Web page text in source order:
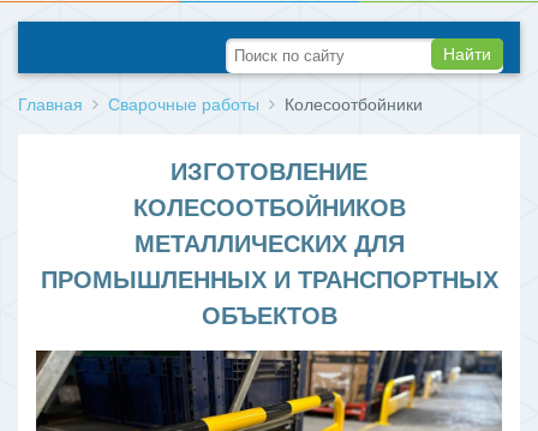
Найти
Главная Сварочные работы Колесоотбойники
ИЗГОТОВЛЕНИЕ
КОЛЕСООТБОЙНИКОВ
МЕТАЛЛИЧЕСКИХ ДЛЯ
ПРОМЫШЛЕННЫХ И ТРАНСПОРТНЫХ
ОБЪЕКТОВ